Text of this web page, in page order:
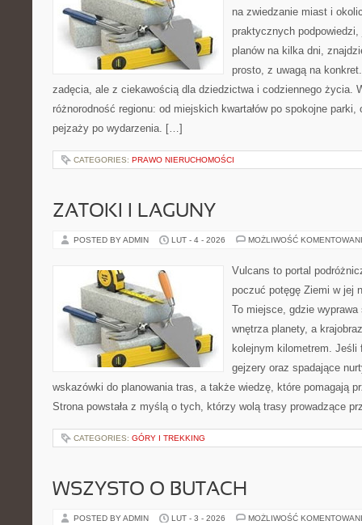
na zwiedzanie miast i
praktycznych
planów na kilka dni,
prosto, z uwagą na
zadęcia, ale z ciekawością dla dziedzictwa i codziennego życia.
różnorodność regionu: od miejskich kwartałów po spokojne
pejzaży po wydarzenia. […]
CATEGORIES: PRAWO NIERUCHOMOŚCI
ZATOKI I LAGUNY
POSTED BY ADMIN LUT - 4 - 2026 MOŻLIWOŚĆ
Vulcans to portal
poczuć potęgę Ziemi w jej
To miejsce, gdzie
wnętrza planety, a
kolejnym kilometrem. Jeśli
gejzery oraz spadające
wskazówki do planowania tras, a także wiedzę, które pomagają
Strona powstała z myślą o tych, którzy wolą trasy prowadzące
CATEGORIES: GÓRY I TREKKING
WSZYSTO O BUTACH
POSTED BY ADMIN LUT - 3 - 2026 MOŻLIWOŚĆ